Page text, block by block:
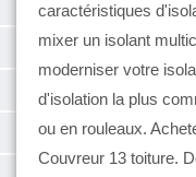
caractéristiques
mixer un isolant
moderniser votre
d'isolation la plus
ou en rouleaux.
Couvreur 13 toiture.